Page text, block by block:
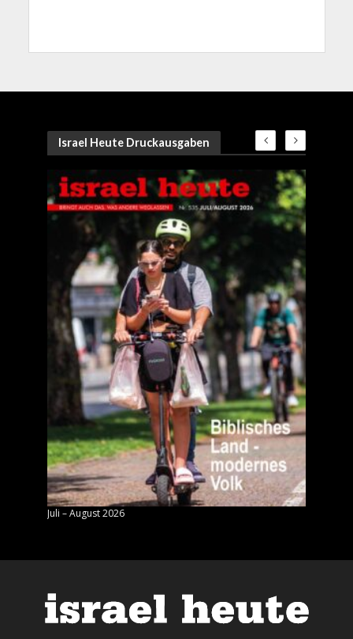
Israel Heute Druckausgaben
Juli – August 2026